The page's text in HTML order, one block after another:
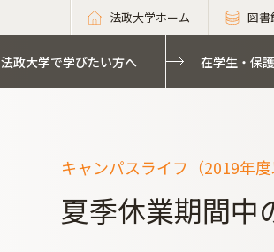
法政大学ホーム 図書
法政大学で学びたい方へ 在学生・保
キャンパスライフ（2019年度
夏季休業期間中